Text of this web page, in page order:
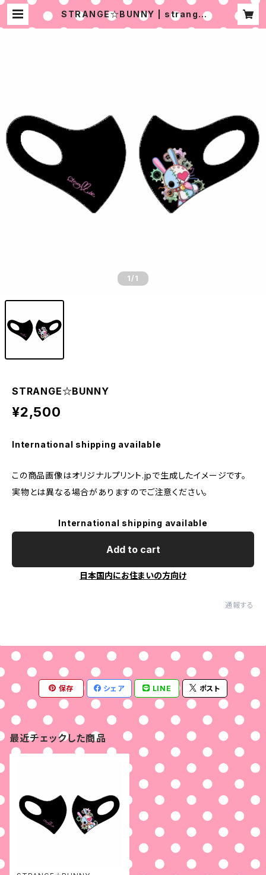
STRANGE☆BUNNY | strange
♡cute
1 /1
STRANGE☆BUNNY
¥2,500
International shipping available
この商品画像はオリジナルプリント.jpで生成したイメージです。
実物とは異なる場合がありますのでご注意ください。
International shipping available
Add to cart
日本国内にお住まいの方向け
通報する
保存 シェア LINE ポスト
最近チェックした商品